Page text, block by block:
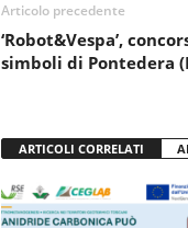
o
k
p
Articolo precedente
‘Robot&Vespa’,
simboli di Pontedera
ARTICOLI CORRELATI